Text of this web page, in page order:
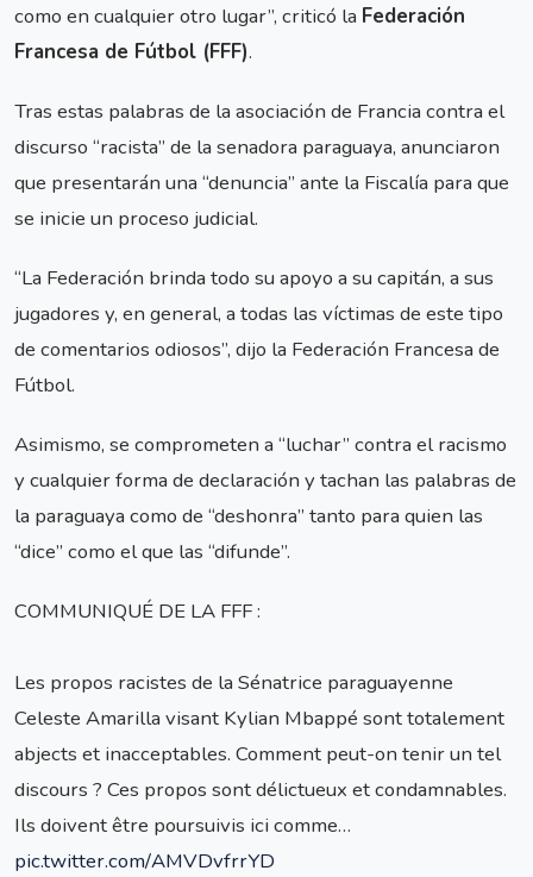
como en cualquier otro lugar”, criticó la Federación
Francesa de Fútbol (FFF).
Tras estas palabras de la asociación de Francia contra el
discurso “racista” de la senadora paraguaya, anunciaron
que presentarán una “denuncia” ante la Fiscalía para que
se inicie un proceso judicial.
“La Federación brinda todo su apoyo a su capitán, a sus
jugadores y, en general, a todas las víctimas de este tipo
de comentarios odiosos”, dijo la Federación Francesa de
Fútbol.
Asimismo, se comprometen a “luchar” contra el racismo
y cualquier forma de declaración y tachan las palabras de
la paraguaya como de “deshonra” tanto para quien las
“dice” como el que las “difunde”.
COMMUNIQUÉ DE LA FFF :
Les propos racistes de la Sénatrice paraguayenne
Celeste Amarilla visant Kylian Mbappé sont totalement
abjects et inacceptables. Comment peut-on tenir un tel
discours ? Ces propos sont délictueux et condamnables.
Ils doivent être poursuivis ici comme…
pic.twitter.com/AMVDvfrrYD